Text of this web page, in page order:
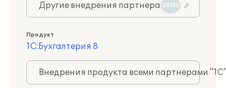
Другие внедрения партнера 20110
Продукт
1С:Бухгалтерия 8
Внедрения продукта всеми партнерами